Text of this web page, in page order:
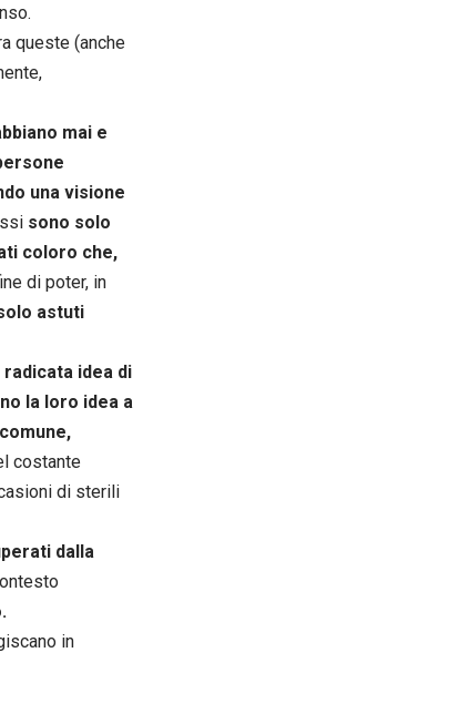
queste (anche
mai e
una visione
sono solo
coloro che,
di poter, in
astuti
idea di
la loro idea a
costante
di sterili
dalla
in